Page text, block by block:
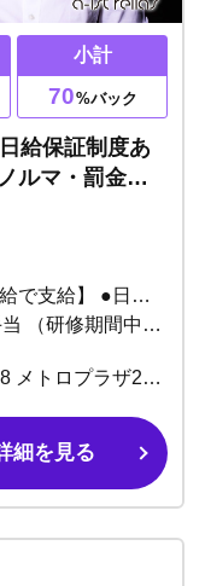
小計
70%バック
給保証制度あ
ルマ・罰金一
円） ●歩合給の場合 例：小計200万円⇒70%バック ＝140万円 +各種賞金・賞与あり
～3カ月 ●技術、能力によって変動 ●昇給/昇格あり
東京都新宿区歌舞伎町2-14-8 メトロプラザ2ビルB1F
細を見る